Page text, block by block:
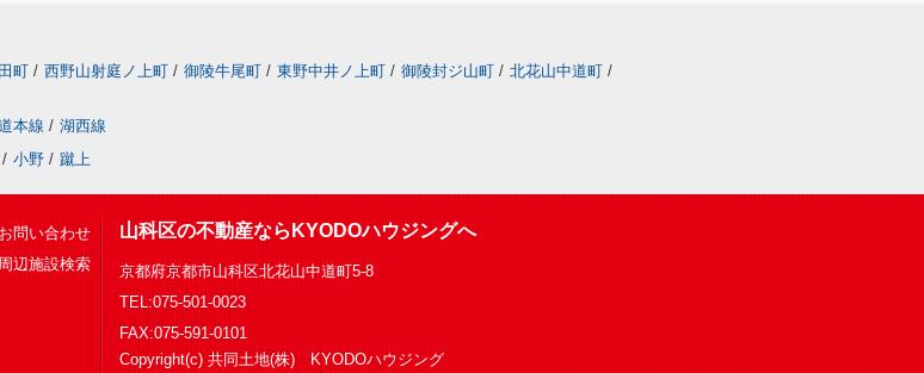
町 / 西野山射庭ノ上町 / 御陵牛尾町 / 東野中井ノ上町 / 御陵封ジ山町 / 北花山中道町 /
本線 / 湖西線
/ 小野 / 蹴上
お問い合わせ
周辺施設検索
山科区の不動産ならKYODOハウジングへ
京都府京都市山科区北花山中道町5-8
TEL:075-501-0023
FAX:075-591-0101
Copyright(c) 共同土地(株) KYODOハウジング